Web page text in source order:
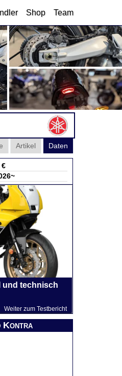
Shop Team
Daten
Artikel
€
und technisch
Weiter zum Testbericht
Kontra